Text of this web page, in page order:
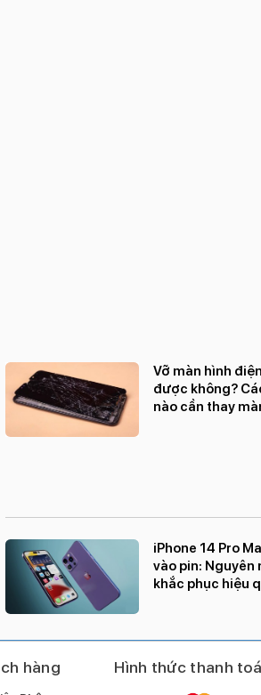
Chống nước, chống bụi: IP68.
Vỡ màn hình
được không?
nào cần thay
iPhone 14 Pro
vào pin: Nguyên
khắc phục hiệu
hàng Hình thức thanh